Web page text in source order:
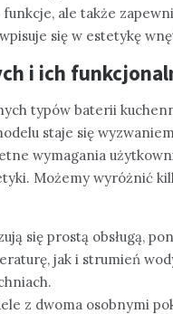
ale także
się w estetykę
i ich
typów baterii
staje się
wymagania
Możemy wyróżnić
się prostą obsługą,
jak i strumień
z dwoma osobnymi